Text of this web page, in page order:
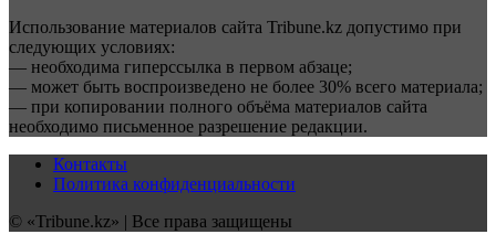
Использование материалов сайта Tribune.kz допустимо при
следующих условиях:
— необходима гиперссылка в первом абзаце;
— может быть воспроизведено не более 30% всего материала;
— при копировании полного объёма материалов сайта
необходимо письменное разрешение редакции.
Контакты
Политика конфиденциальности
© «Tribune.kz» | Все права защищены